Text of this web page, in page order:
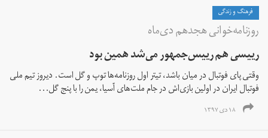
فرهنگ و زندگی
روزنامه‌خوانی هجدهم دی‌ماه
رییسی هم رییس‌جمهور می‌شد همین بود
وقتی پای فوتبال در میان باشد، تیتر اول روزنامه‌ها توپ و گل است. دیروز تیم ملی
فوتبال ایران در اولین بازی‌اش در جام ملت‌های آسیا، یمن را با پنج گل...
۱۸ دی ۱۳۹۷